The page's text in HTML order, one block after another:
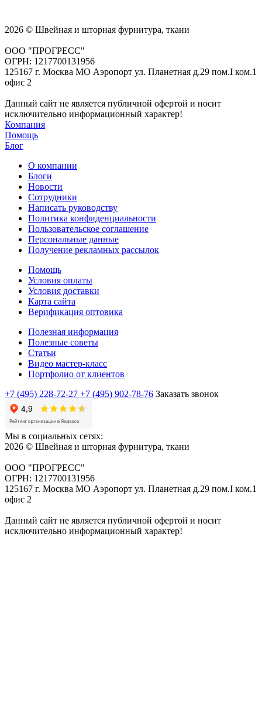
2026 © Швейная и шторная фурнитура, ткани
ООО "ПРОГРЕСС"
ОГРН: 1217700131956
125167 г. Москва МО Аэропорт ул. Планетная д.29 пом.I ком.1
офис 2
Данный сайт не является публичной офертой и носит
исключительно информационный характер!
Компания
Помощь
Блог
О компании
Блоги
Новости
Сотрудники
Написать руководству
Политика конфиденциальности
Пользовательское соглашение
Персональные данные
Получение рекламных рассылок
Помощь
Условия оплаты
Условия доставки
Карта сайта
Верификация оптовика
Полезная информация
Полезные советы
Статьи
Видео мастер-класс
Портфолио от клиентов
+7 (495) 228-72-27 +7 (495) 902-78-76 Заказать звонок
Мы в социальных сетях:
2026 © Швейная и шторная фурнитура, ткани
ООО "ПРОГРЕСС"
ОГРН: 1217700131956
125167 г. Москва МО Аэропорт ул. Планетная д.29 пом.I ком.1
офис 2
Данный сайт не является публичной офертой и носит
исключительно информационный характер!